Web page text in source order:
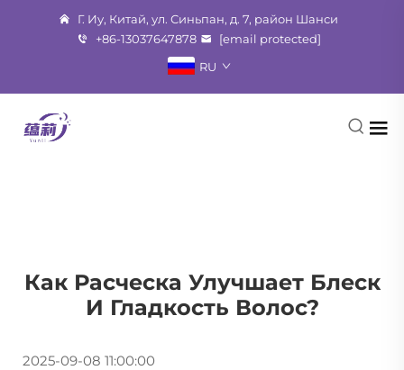
Г. Иу, Китай, ул. Синьпан, д. 7, район Шанси
+86-13037647878
[email protected]
RU
Как Расческа Улучшает Блеск
И Гладкость Волос?
2025-09-08 11:00:00